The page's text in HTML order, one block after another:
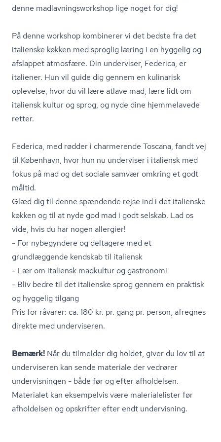
denne mad­lav­nings­wor­ks­hop lige noget for dig!
På denne workshop kombinerer vi det bedste fra det
italienske køkken med sproglig læring i en hyggelig og
afslappet atmosfære. Din underviser, Federica, er
italiener. Hun vil guide dig gennem en kulinarisk
oplevelse, hvor du vil lære atlave mad, lære lidt om
italiensk kultur og sprog, og nyde dine hjemmelavede
retter.
Federica, med rødder i charmerende Toscana, fandt vej
til København, hvor hun nu underviser i italiensk med
fokus på mad og det sociale samvær omkring et godt
måltid.
Glæd dig til denne spændende rejse ind i det italienske
køkken og til at nyde god mad i godt selskab. Lad os
vide, hvis du har nogen allergier!
- For nybegyndere og deltagere med et
grundlæggende kendskab til italiensk
- Lær om italiensk madkultur og gastronomi
- Bliv bedre til det italienske sprog gennem en praktisk
og hyggelig tilgang
Pris for råvarer: ca. 180 kr. pr. gang pr. person, afregnes
direkte med underviseren.
Bemærk! Når du tilmelder dig holdet, giver du lov til at
underviseren kan sende materiale der vedrører
undervisningen - både før og efter afholdelsen.
Materialet kan eksempelvis være ma­le­ri­a­le­li­ster før
afholdelsen og opskrifter efter endt undervisning.